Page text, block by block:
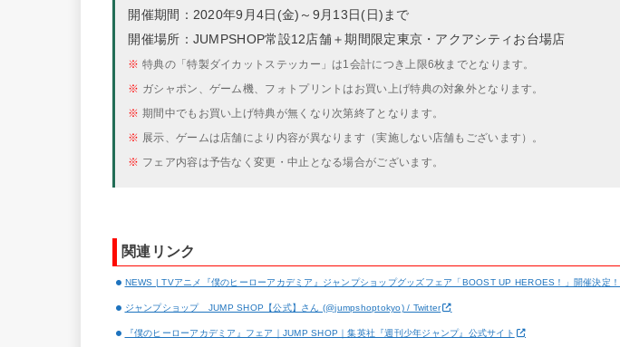
開催期間：2020年9月4日(金)～9月13日(日)まで
開催場所：JUMPSHOP常設12店舗＋期間限定東京・アクアシティお台場店
※ 特典の「特製ダイカットステッカー」は1会計につき上限6枚までとなります。
※ ガシャポン、ゲーム機、フォトプリントはお買い上げ特典の対象外となります。
※ 期間中でもお買い上げ特典が無くなり次第終了となります。
※ 展示、ゲームは店舗により内容が異なります（実施しない店舗もございます）。
※ フェア内容は予告なく変更・中止となる場合がございます。
関連リンク
NEWS | TVアニメ『僕のヒーローアカデミア』ジャンプショップグッズフェア「BOOST UP HEROES！」開催決定！
ジャンプショップ JUMP SHOP【公式】さん (@jumpshoptokyo) / Twitter
『僕のヒーローアカデミア』フェア｜JUMP SHOP｜集英社『週刊少年ジャンプ』公式サイト